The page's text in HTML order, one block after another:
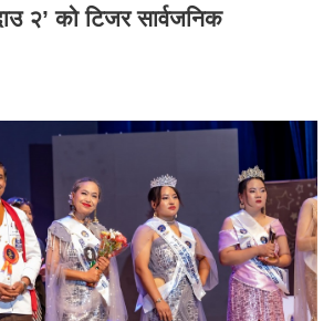
२’ को टिजर सार्वजनिक